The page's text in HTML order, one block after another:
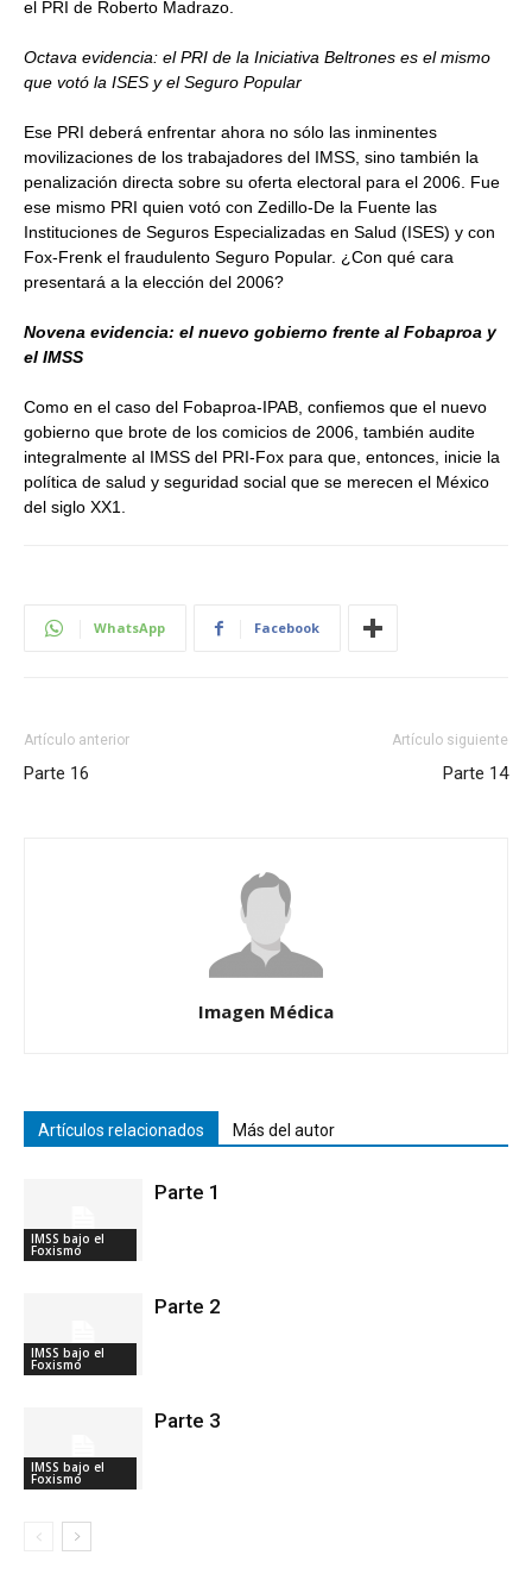
el PRI de Roberto Madrazo.
Octava evidencia: el PRI de la Iniciativa Beltrones es el mismo
que votó la ISES y el Seguro Popular
Ese PRI deberá enfrentar ahora no sólo las inminentes
movilizaciones de los trabajadores del IMSS, sino también la
penalización directa sobre su oferta electoral para el 2006. Fue
ese mismo PRI quien votó con Zedillo-De la Fuente las
Instituciones de Seguros Especializadas en Salud (ISES) y con
Fox-Frenk el fraudulento Seguro Popular. ¿Con qué cara
presentará a la elección del 2006?
Novena evidencia: el nuevo gobierno frente al Fobaproa y
el IMSS
Como en el caso del Fobaproa-IPAB, confiemos que el nuevo
gobierno que brote de los comicios de 2006, también audite
integralmente al IMSS del PRI-Fox para que, entonces, inicie la
política de salud y seguridad social que se merecen el México
del siglo XX1.
WhatsApp Facebook
Artículo anterior
Parte 16
Artículo siguiente
Parte 14
Imagen Médica
Artículos relacionados Más del autor
IMSS bajo el
Foxismo
Parte 1
IMSS bajo el
Foxismo
Parte 2
IMSS bajo el
Foxismo
Parte 3